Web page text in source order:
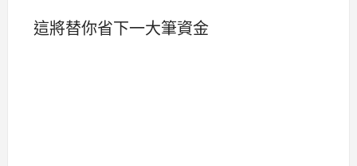
這將替你省下一大筆資金